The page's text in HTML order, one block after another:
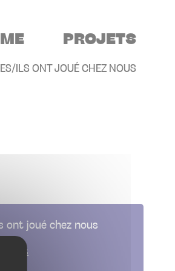
PROJETS
ILS ONT JOUÉ CHEZ NOUS
ont joué chez nous